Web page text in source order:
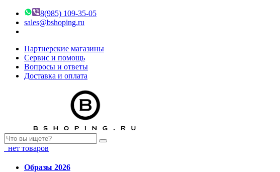
8(985) 109-35-05
sales@bshoping.ru
Партнерские магазины
Сервис и помощь
Вопросы и ответы
Доставка и оплата
нет товаров
Образы 2026